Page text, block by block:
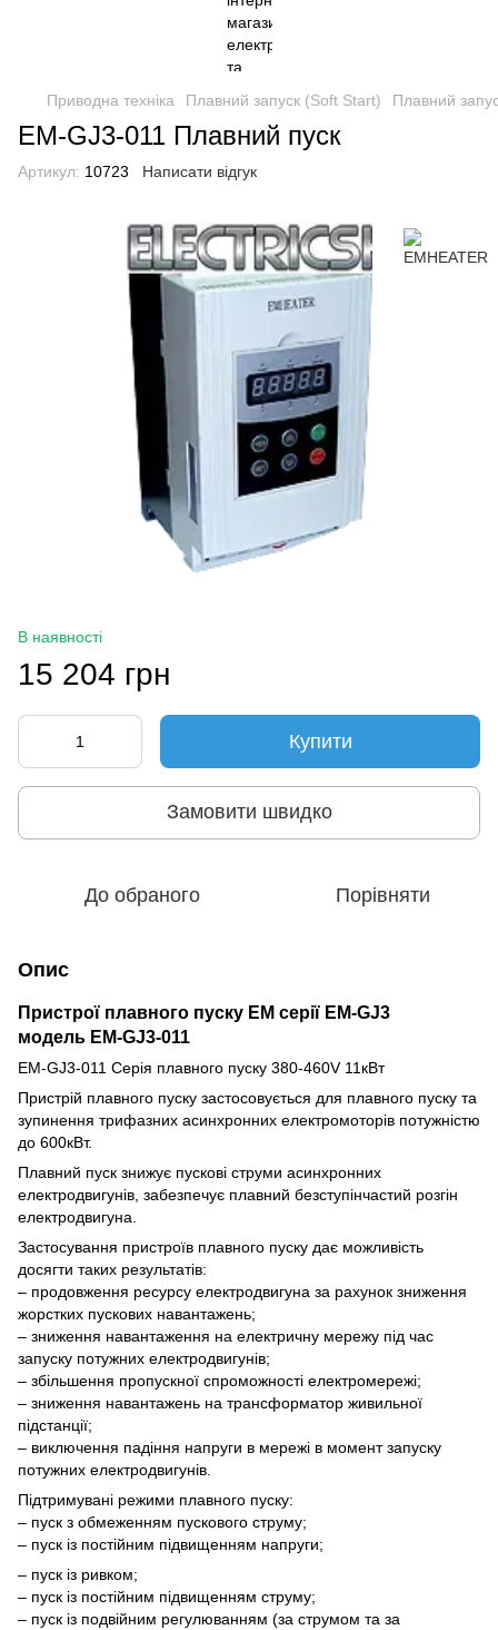
Приводна техніка Плавний запуск (Soft Start) Плавний
EM-GJ3-011 Плавний пуск
Артикул: 10723 Написати відгук
В наявності
15 204 грн
Купити
Замовити швидко
До обраного Порівняти
Опис
Пристрої плавного пуску EM серії EM-GJ3
модель EM-GJ3-011
EM-GJ3-011 Серія плавного пуску 380-460V 11кВт
Пристрій плавного пуску застосовується для плавного пуску та
зупинення трифазних асинхронних електромоторів потужністю
до 600кВт.
Плавний пуск знижує пускові струми асинхронних
електродвигунів, забезпечує плавний безступінчастий розгін
електродвигуна.
Застосування пристроїв плавного пуску дає можливість
досягти таких результатів:
– продовження ресурсу електродвигуна за рахунок зниження
жорстких пускових навантажень;
– зниження навантаження на електричну мережу під час
запуску потужних електродвигунів;
– збільшення пропускної спроможності електромережі;
– зниження навантажень на трансформатор живильної
підстанції;
– виключення падіння напруги в мережі в момент запуску
потужних електродвигунів.
Підтримувані режими плавного пуску:
– пуск з обмеженням пускового струму;
– пуск із постійним підвищенням напруги;
– пуск із ривком;
– пуск із постійним підвищенням струму;
– пуск із подвійним регулюванням (за струмом та за